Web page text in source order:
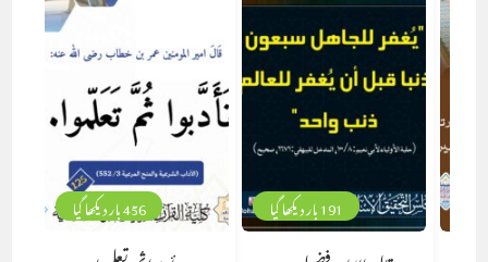
191 بار دیکھا گیا 456 بار دیکھا گیا